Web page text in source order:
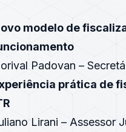
modelo de
Padovan –
prática de
Lirani – Assessor